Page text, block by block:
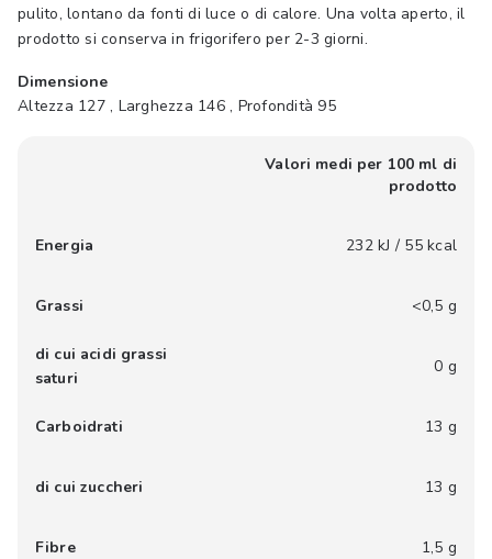
pulito, lontano da fonti di luce o di calore. Una volta aperto, il
prodotto si conserva in frigorifero per 2-3 giorni.
Dimensione
Altezza 127 , Larghezza 146 , Profondità 95
Valori medi per 100 ml di
prodotto
Energia 232 kJ / 55 kcal
Grassi <0,5 g
di cui acidi grassi
saturi
0 g
Carboidrati 13 g
di cui zuccheri 13 g
Fibre 1,5 g